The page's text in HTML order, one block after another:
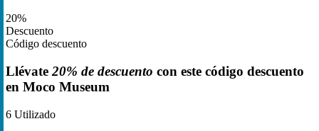
20%
Descuento
Código descuento
Llévate 20% de descuento con este código descuento
en Moco Museum
6 Utilizado